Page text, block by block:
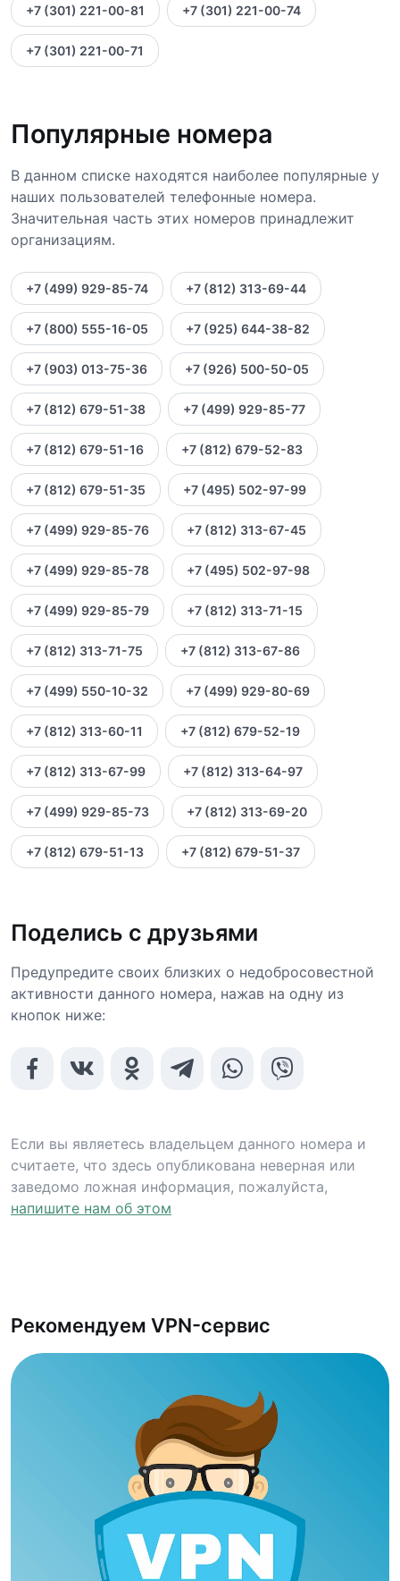
+7 (301) 221-00-81 +7 (301) 221-00-74
+7 (301) 221-00-71
Популярные номера
В данном списке находятся наиболее популярные у
наших пользователей телефонные номера.
Значительная часть этих номеров принадлежит
организациям.
+7 (499) 929-85-74 +7 (812) 313-69-44
+7 (800) 555-16-05 +7 (925) 644-38-82
+7 (903) 013-75-36 +7 (926) 500-50-05
+7 (812) 679-51-38 +7 (499) 929-85-77
+7 (812) 679-51-16 +7 (812) 679-52-83
+7 (812) 679-51-35 +7 (495) 502-97-99
+7 (499) 929-85-76 +7 (812) 313-67-45
+7 (499) 929-85-78 +7 (495) 502-97-98
+7 (499) 929-85-79 +7 (812) 313-71-15
+7 (812) 313-71-75 +7 (812) 313-67-86
+7 (499) 550-10-32 +7 (499) 929-80-69
+7 (812) 313-60-11 +7 (812) 679-52-19
+7 (812) 313-67-99 +7 (812) 313-64-97
+7 (499) 929-85-73 +7 (812) 313-69-20
+7 (812) 679-51-13 +7 (812) 679-51-37
Поделись с друзьями
Предупредите своих близких о недобросовестной
активности данного номера, нажав на одну из
кнопок ниже:
Если вы являетесь владельцем данного номера и
считаете, что здесь опубликована неверная или
заведомо ложная информация, пожалуйста,
напишите нам об этом
Рекомендуем VPN-сервис